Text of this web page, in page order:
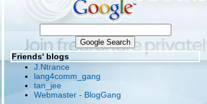
Friends' blogs
J.Ntrance
lang4comm_gang
tan_jee
Webmaster - BlogGang